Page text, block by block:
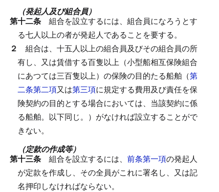
（発起人及び組合員）
第十二条 組合を設立するには、組合員になろうとす
る七人以上の者が発起人であることを要する。
２ 組合は、十五人以上の組合員及びその組合員の所
有し、又は賃借する百隻以上（小型船相互保険組合
にあつては三百隻以上）の保険の目的たる船舶（第
二条第二項又は第三項に規定する費用及び責任を保
険契約の目的とする場合においては、当該契約に係
る船舶。以下同じ。）がなければ設立することがで
きない。
（定款の作成等）
第十三条 組合を設立するには、 前条第一項の発起人
が定款を作成し、その全員がこれに署名し、又は記
名押印しなければならない。